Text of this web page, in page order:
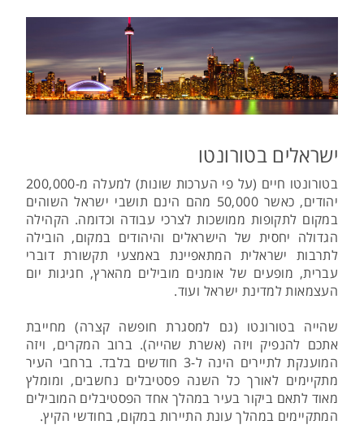
ישראלים בטורונטו
בטורונטו חיים (על פי הערכות שונות) למעלה מ-200,000
יהודים, כאשר 50,000 מהם הינם תושבי ישראל השוהים
במקום לתקופות ממושכות לצרכי עבודה וכדומה. הקהילה
הגדולה יחסית של הישראלים והיהודים במקום, הובילה
לתרבות ישראלית המתאפיינת באמצעי תקשורת דוברי
עברית, מופעים של אומנים מובילים מהארץ, חגיגות יום
העצמאות למדינת ישראל ועוד.
שהייה בטורונטו (גם למסגרת חופשה קצרה) מחייבת
אתכם להנפיק ויזה (אשרת שהייה). ברוב המקרים, ויזה
המוענקת לתיירים הינה ל-3 חודשים בלבד. ברחבי העיר
מתקיימים לאורך כל השנה פסטיבלים נחשבים, ומומלץ
מאוד לתאם ביקור בעיר במהלך אחד הפסטיבלים המובילים
המתקיימים במהלך עונת התיירות במקום, בחודשי הקיץ.